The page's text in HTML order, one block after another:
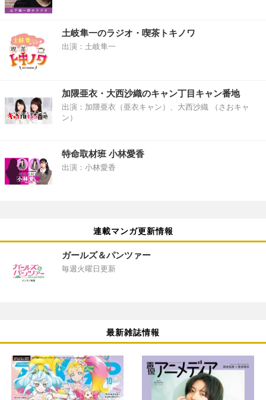
土岐隼一のラジオ・喫茶トキノワ
出演：土岐隼一
加隈亜衣・大西沙織のキャン丁目キャン番地
出演：加隈亜衣（亜衣キャン）、大西沙織 （さおキャ
ン）
特命取材班 小林愛香
出演：小林愛香
連載マンガ更新情報
ガールズ＆パンツァー
毎週火曜日更新
最新雑誌情報